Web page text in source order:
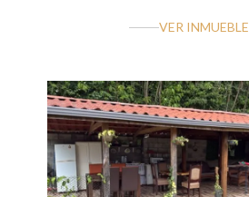
VER INMUEBLE